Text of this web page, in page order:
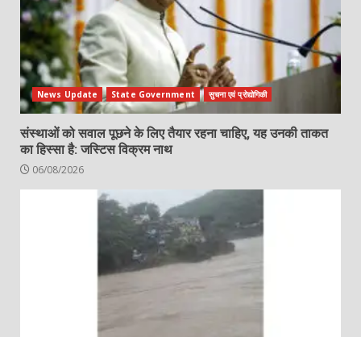
News Update State Government सुचना एवं प्रोद्योगिकी
संस्थाओं को सवाल पूछने के लिए तैयार रहना चाहिए, यह उनकी ताकत
का हिस्सा है: जस्टिस विक्रम नाथ
06/08/2026